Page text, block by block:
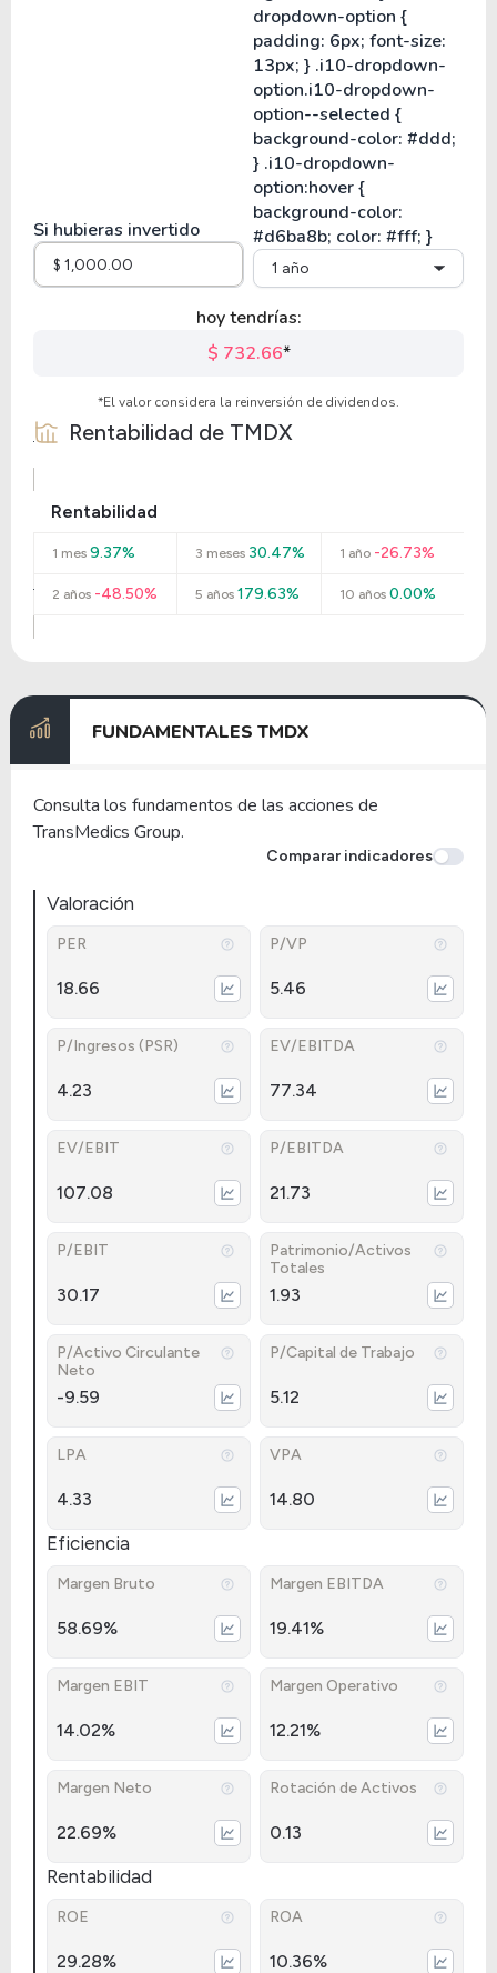
Si hubieras invertido
1 año
hoy tendrías:
$ 732.66*
*El valor considera la reinversión de dividendos.
Rentabilidad de TMDX
Rentabilidad
1 mes 9.37% 3 meses 30.47% 1 año-26.73%
2 años -48.50% 5 años 179.63% 10 años0.00%
FUNDAMENTALES TMDX
Consulta los fundamentos de las acciones de
TransMedics Group.
Comparar indicadores
Valoración
PER
18.66
P/VP
5.46
P/Ingresos (PSR)
4.23
EV/EBITDA
77.34
EV/EBIT
107.08
P/EBITDA
21.73
P/EBIT
30.17
Patrimonio/Activos
Totales
1.93
P/Activo Circulante
Neto
-9.59
P/Capital de Trabajo
5.12
LPA
4.33
VPA
14.80
Eficiencia
Margen Bruto
58.69%
Margen EBITDA
19.41%
Margen EBIT
14.02%
Margen Operativo
12.21%
Margen Neto
22.69%
Rotación de Activos
0.13
Rentabilidad
ROE
29.28%
ROA
10.36%